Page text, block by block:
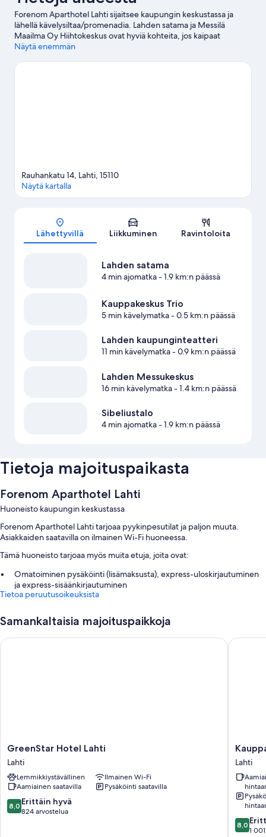
Forenom Aparthotel Lahti sijaitsee kaupungin keskustassa ja
lähellä kävelysiltaa/promenadia. Lahden satama ja Messilä
Maailma Oy Hiihtokeskus ovat hyviä kohteita, jos kaipaat
aktiivisempaa lomaa, ja jos haluat shoppailla, Lahden tori ja
osallistua johonkin tapahtumaan tai käydä matsissa vierailusi
Näytä enemmän
Kartta
Rauhankatu 14, Lahti, 15110
Näytä kartalla
Lähettyvillä Liikkuminen Ravintoloita
Lahden satama
4 min ajomatka- 1.9 km:n päässä
Kauppakeskus Trio
5 min kävelymatka- 0.5 km:n päässä
Lahden kaupunginteatteri
11 min kävelymatka- 0.9 km:n päässä
Lahden Messukeskus
16 min kävelymatka- 1.4 km:n päässä
Sibeliustalo
4 min ajomatka- 1.9 km:n päässä
Tietoja majoituspaikasta
Forenom Aparthotel Lahti
Huoneisto kaupungin keskustassa
Forenom Aparthotel Lahti tarjoaa pyykinpesutilat ja paljon muuta.
Asiakkaiden saatavilla on ilmainen Wi-Fi huoneessa.
Tämä huoneisto tarjoaa myös muita etuja, joita ovat:
Omatoiminen pysäköinti (lisämaksusta), express-uloskirjautuminen
ja express-sisäänkirjautuminen
Hissi ja matkatavarasäilytys
Huoneiden varustelu
Kaikki 137 huonetta tarjoavat sellaisia mukavuuksia kuten ylelliset
Tietoa peruutusoikeuksista
Samankaltaisia majoituspaikkoja
GreenStar
Hotel
Lahti
Lahti
GreenStar Hotel Lahti
Lahti
Lemmikkiystävällinen
Ilmainen Wi-Fi
Aamiainen saatavilla
Pysäköinti saatavilla
8.0
kautta
8,0 Erittäin hyvä
824 arvostelua
GreenStar Hotel Lahti
Lahti
Lahti
8.0
kautta
8,0
1